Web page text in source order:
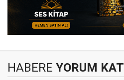
HABERE YORUM KAT